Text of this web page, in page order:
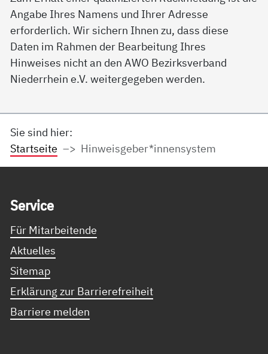
Angabe Ihres Namens und Ihrer Adresse
erforderlich. Wir sichern Ihnen zu, dass diese
Daten im Rahmen der Bearbeitung Ihres
Hinweises nicht an den AWO Bezirksverband
Niederrhein e.V. weitergegeben werden.
Sie sind hier:
Startseite
Hinweisgeber*innensystem
Ser­vice
Für Mitarbeitende
Aktuelles
Sitemap
Erklärung zur Barrierefreiheit
Barriere melden